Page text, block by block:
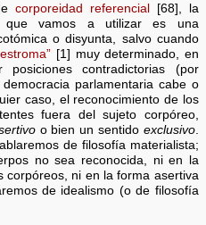
corporeidad referencial
[68], la
que vamos a utilizar es una
o disyunta, salvo cuando
[1] muy determinado, en
contradictorias (por
parlamentaria cabe o
caso, el reconocimiento de los
fuera del sujeto corpóreo,
o bien un sentido exclusivo.
de filosofía materialista;
no sea reconocida, ni en la
corpóreos, ni en la forma asertiva
de idealismo (o de filosofía